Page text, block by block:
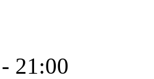
21:00